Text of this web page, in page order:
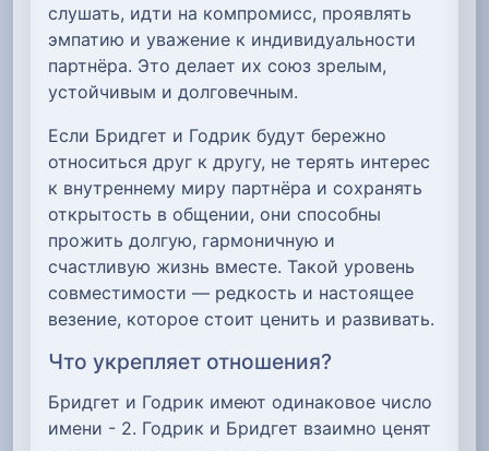
слушать, идти на компромисс, проявлять
эмпатию и уважение к индивидуальности
партнёра. Это делает их союз зрелым,
устойчивым и долговечным.
Если Бридгет и Годрик будут бережно
относиться друг к другу, не терять интерес
к внутреннему миру партнёра и сохранять
открытость в общении, они способны
прожить долгую, гармоничную и
счастливую жизнь вместе. Такой уровень
совместимости — редкость и настоящее
везение, которое стоит ценить и развивать.
Что укрепляет отношения?
Бридгет и Годрик имеют одинаковое число
имени - 2. Годрик и Бридгет взаимно ценят